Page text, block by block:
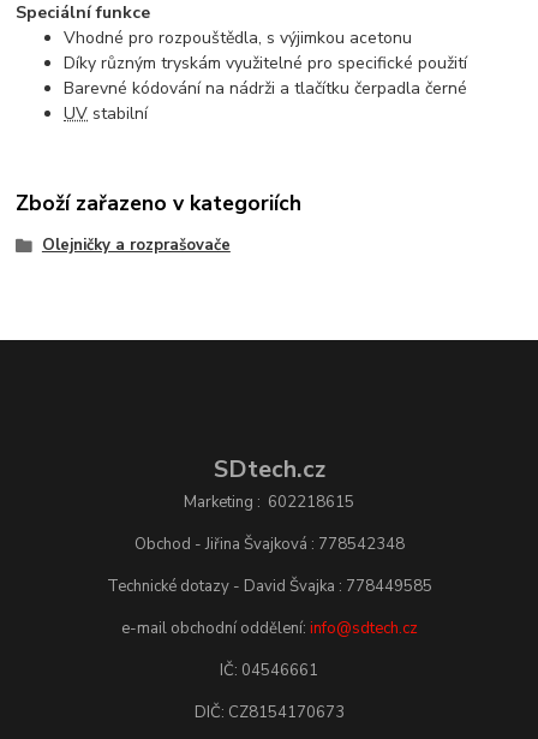
Speciální funkce
Vhodné pro rozpouštědla, s výjimkou acetonu
Díky různým tryskám využitelné pro specifické použití
Barevné kódování na nádrži a tlačítku čerpadla černé
UV stabilní
Zboží zařazeno v kategoriích
Olejničky a rozprašovače
SDtech.cz
Marketing : 602218615
Obchod - Jiřina Švajková : 778542348
Technické dotazy - David Švajka : 778449585
e-mail obchodní oddělení: info@sdtech.cz
IČ: 04546661
DIČ: CZ8154170673